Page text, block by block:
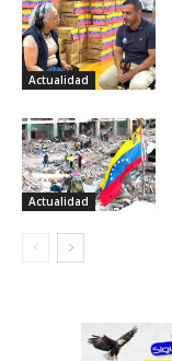
Actualidad
Actualidad